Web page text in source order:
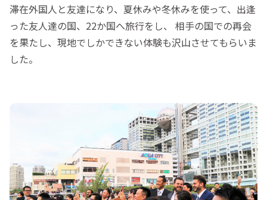
滞在外国人と友達になり、夏休みや冬休みを使って、出逢
った友人達の国、22か国へ旅行をし、 相手の国での再会
を果たし、現地でしかできない体験も沢山させてもらいま
した。